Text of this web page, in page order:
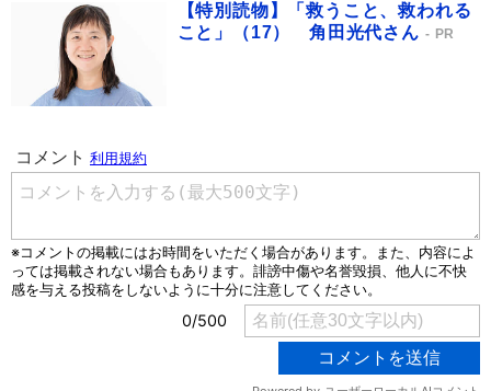
【特別読物】「救うこと、救われる
こと」（17） 角田光代さん
PR